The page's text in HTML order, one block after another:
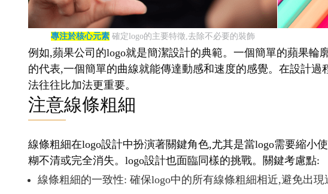
專注於核心元素確定logo的主要特徵,去除不必要的裝飾
例如,蘋果公司的logo就是簡潔設計的典範。一個簡單的蘋果輪
的代表,一個簡單的曲線就能傳達動感和速度的感覺。在設計
法往往比加法更重要。
注意線條粗細
線條粗細在logo設計中扮演著關鍵角色,尤其是當logo需要縮小
糊不清或完全消失。logo設計也面臨同樣的挑戰。關鍵考慮點:
線條粗細的一致性: 確保logo中的所有線條粗細相近,避免出現